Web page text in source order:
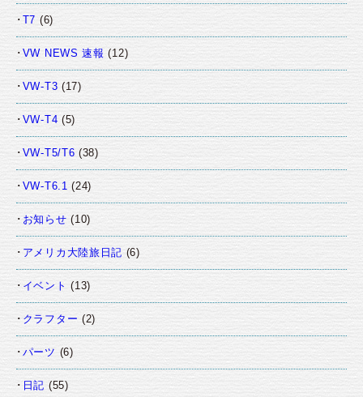
T7 (6)
VW NEWS 速報 (12)
VW-T3 (17)
VW-T4 (5)
VW-T5/T6 (38)
VW-T6.1 (24)
お知らせ (10)
アメリカ大陸旅日記 (6)
イベント (13)
クラフター (2)
パーツ (6)
日記 (55)